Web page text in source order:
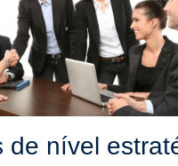
de nível